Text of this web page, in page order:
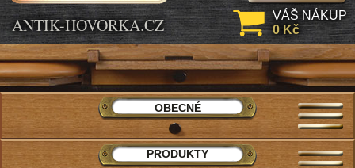
ANTIK-HOVORKA.CZ
VÁŠ NÁKUP
0 Kč
OBECNÉ
PRODUKTY